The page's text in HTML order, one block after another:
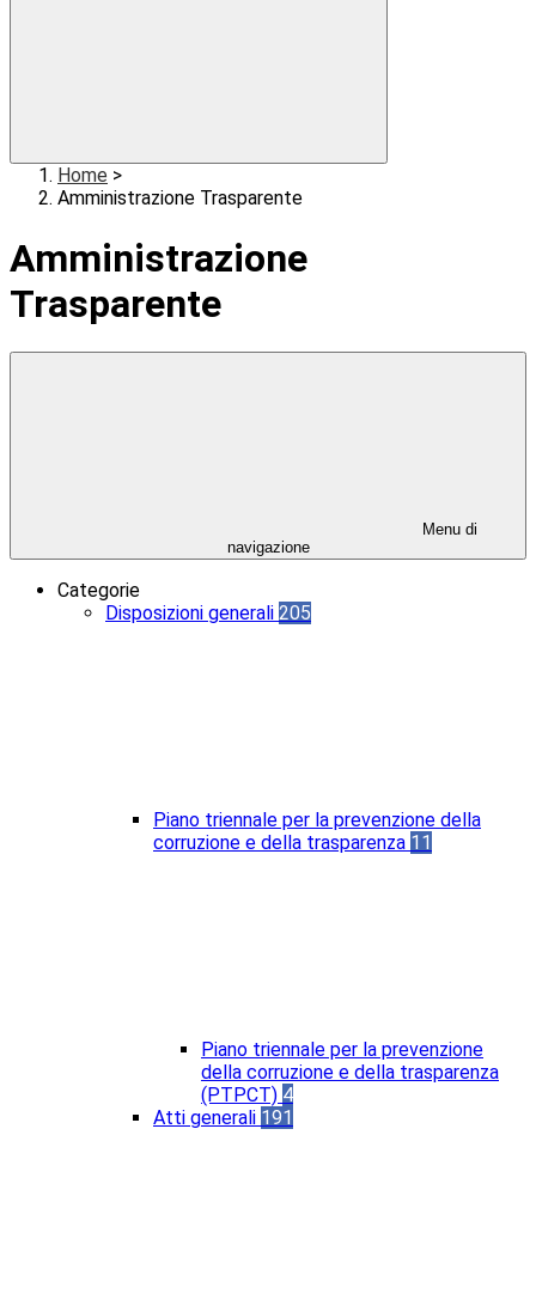
Home >
Amministrazione Trasparente
Amministrazione
Trasparente
Menu di
navigazione
Categorie
Disposizioni generali 205
Piano triennale per la prevenzione della
corruzione e della trasparenza 11
Piano triennale per la prevenzione
della corruzione e della trasparenza
(PTPCT) 4
Atti generali 191